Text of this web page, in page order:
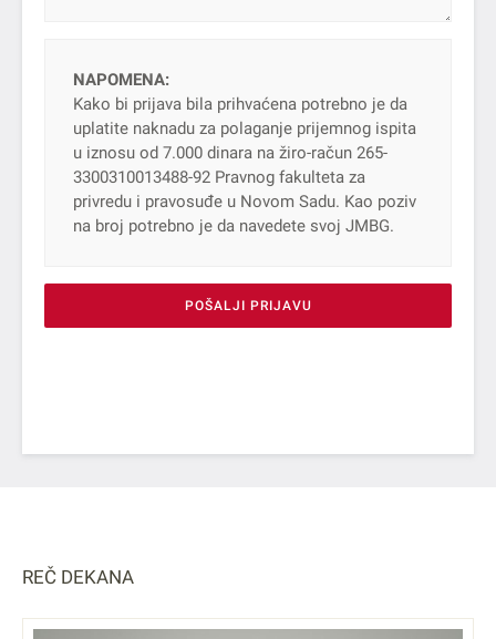
NAPOMENA:
Kako bi prijava bila prihvaćena potrebno je da
uplatite naknadu za polaganje prijemnog ispita
u iznosu od 7.000 dinara na žiro-račun 265-
3300310013488-92 Pravnog fakulteta za
privredu i pravosuđe u Novom Sadu. Kao poziv
na broj potrebno je da navedete svoj JMBG.
REČ DEKANA